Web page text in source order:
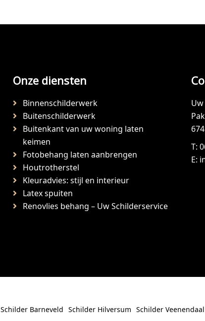
Onze diensten
Binnenschilderwerk
Buitenschilderwerk
Buitenkant van uw woning laten
keimen
Fotobehang laten aanbrengen
Houtrotherstel
Kleuradvies: stijl en interieur
Latex spuiten
Renovlies behang – Uw Schilderservice
T:
E:
Schilder Barneveld Schilder Hilversum Schilder Veenendaal